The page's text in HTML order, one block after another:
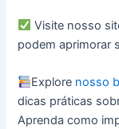
Visite nosso
podem aprimorar
Explore nosso
dicas práticas
Aprenda como